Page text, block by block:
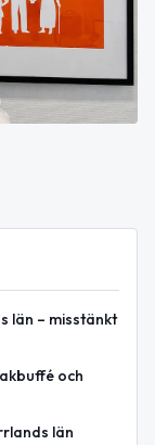
län – misstänkt
och
län